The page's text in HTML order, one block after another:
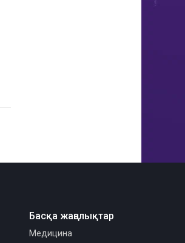
Басқа жаңалықтар
Медицина